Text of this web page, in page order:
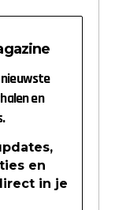
en
en
in je